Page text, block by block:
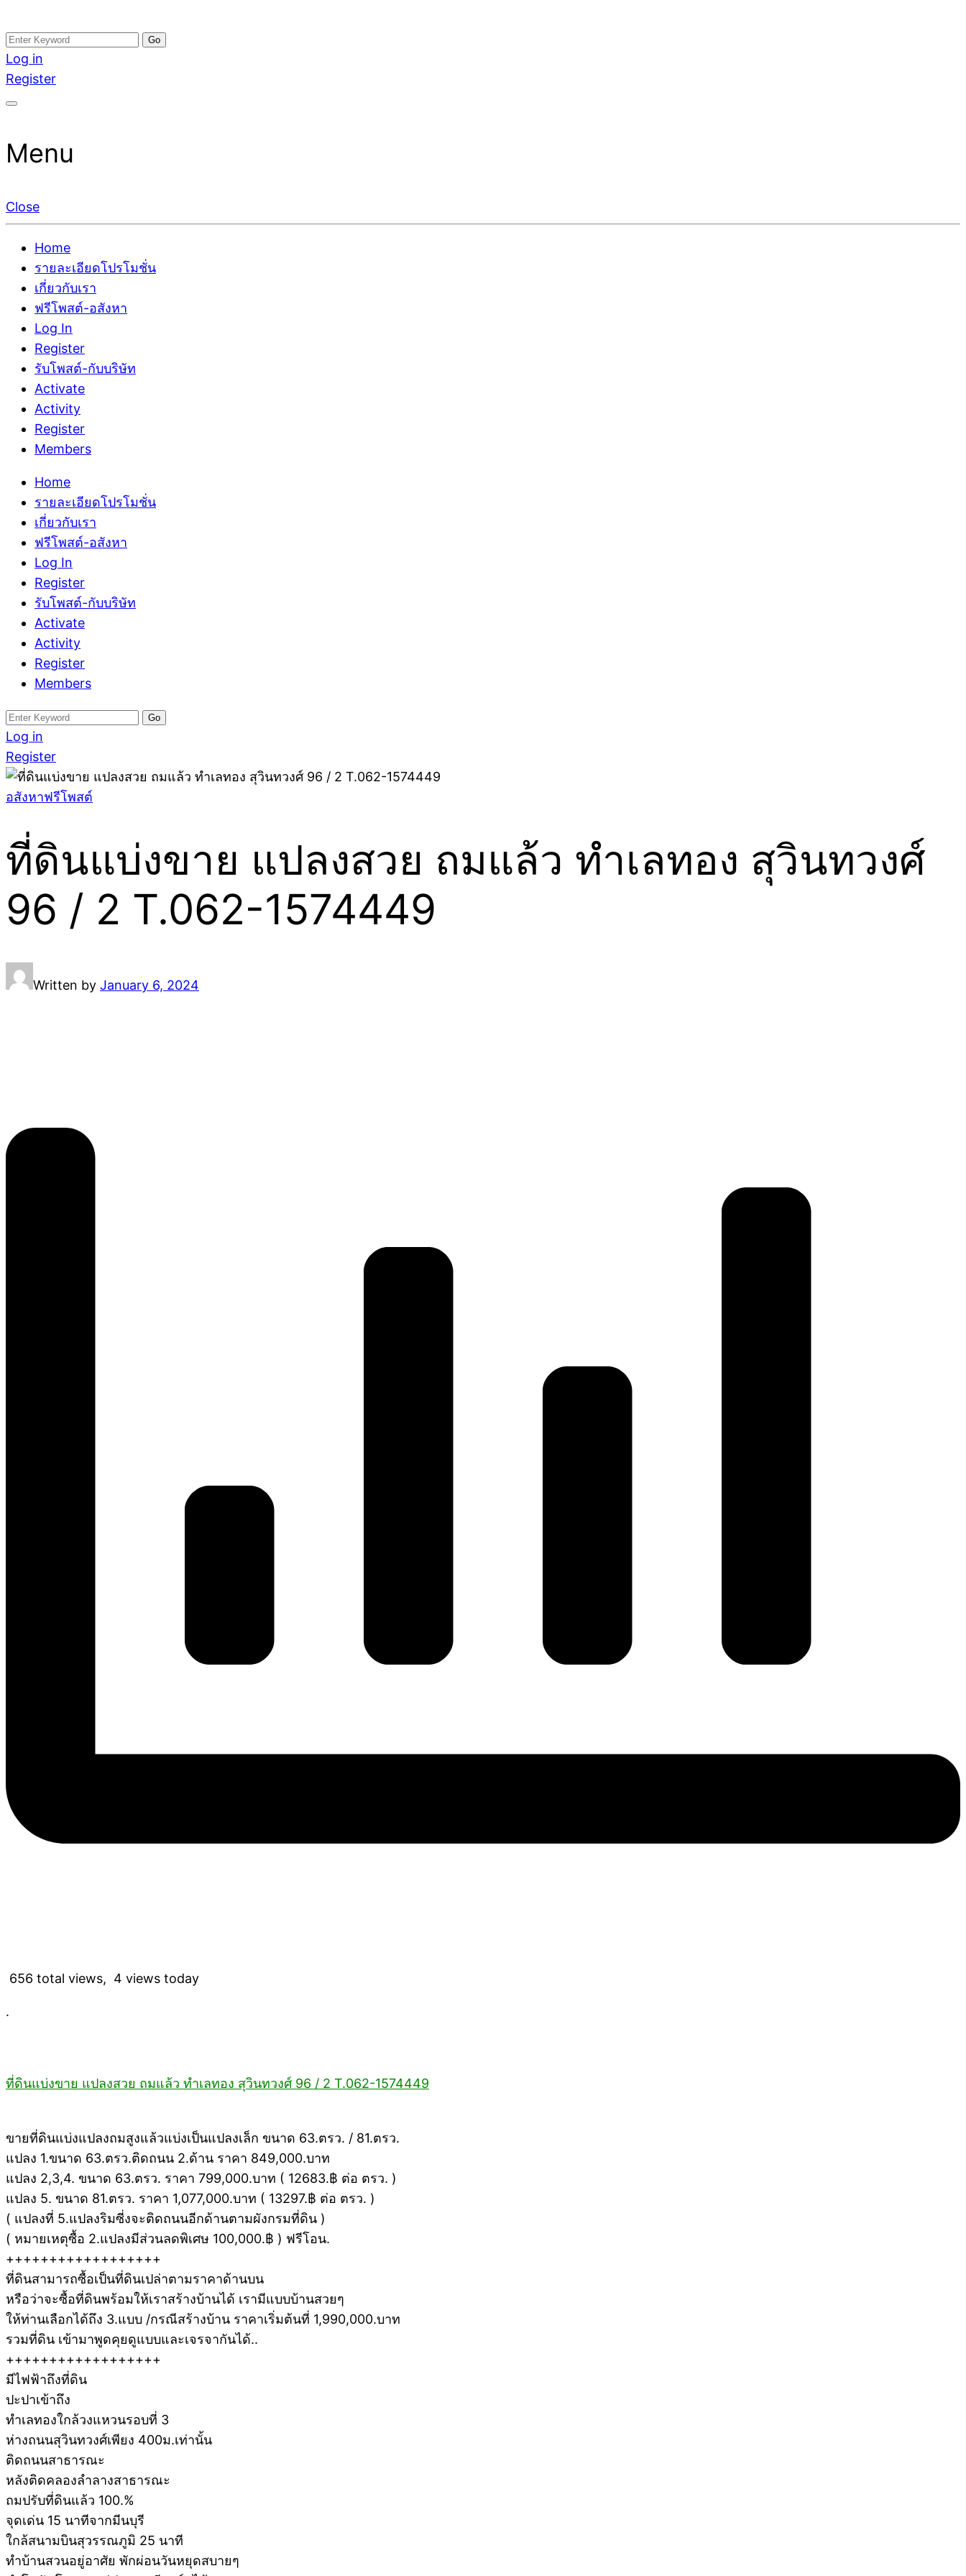
Skip
to
content
อสังหาโพสต์ รีวิวเยอะ รับจ้างโพสต์ขายบ้าน รับจ้างโพสต์อสังหา แตกต่างอย่างตั้งใจ รับรองผล อันดับ1 การโพสต์ขายอสังหา กับทีมงานบริษัท บ้าน ที่ดิน คอนโด
ติดGoogleหน้าแรกได้จริงๆ ใน 7 วัน
รับจ้างโพสอสังหา ขายบ้าน อสังหาโพสต์ เชื่อถือได้จริง รับโพสต์ ที่ดิน กับทีมงานบริษัท ถูกและดีที่สุด ไม่มีค่านายหน้า ขายได้จริงๆ ช่วยสร้างโอกาสในการขายได้มากกว่า ที่
เดียว ที่กล้าการันตีผลงาน ประสบการณ์กว่า20ปี ทีมงานมืออาชีพ ช่วยคุณขายบ้านมานาน ตัวจริง
Search
for:
Log in
Register
Menu
Close
Home
รายละเอียดโปรโมชั่น
เกี่ยวกับเรา
ฟรีโพสต์-อสังหา
Log In
Register
รับโพสต์-กับบริษัท
Activate
Activity
Register
Members
Home
รายละเอียดโปรโมชั่น
เกี่ยวกับเรา
ฟรีโพสต์-อสังหา
Log In
Register
รับโพสต์-กับบริษัท
Activate
Activity
Register
Members
Search
for:
Log in
Register
อสังหาฟรีโพสต์
ที่ดินแบ่งขาย แปลงสวย ถมแล้ว ทำเลทอง สุวินทวงศ์
96 / 2 T.062-1574449
Written by January 6, 2024
656 total views, 4 views today
.
ที่ดินแบ่งขาย แปลงสวย ถมแล้ว ทำเลทอง สุวินทวงศ์ 96 / 2 T.062-1574449
ขายที่ดินแบ่งแปลงถมสูงแล้วแบ่งเป็นแปลงเล็ก ขนาด 63.ตรว. / 81.ตรว.
แปลง 1.ขนาด 63.ตรว.ติดถนน 2.ด้าน ราคา 849,000.บาท
แปลง 2,3,4. ขนาด 63.ตรว. ราคา 799,000.บาท ( 12683.฿ ต่อ ตรว. )
แปลง 5. ขนาด 81.ตรว. ราคา 1,077,000.บาท ( 13297.฿ ต่อ ตรว. )
( แปลงที่ 5.แปลงริมซี่งจะติดถนนอีกด้านตามผังกรมที่ดิน )
( หมายเหตุซื้อ 2.แปลงมีส่วนลดพิเศษ 100,000.฿ ) ฟรีโอน.
++++++++++++++++++
ที่ดินสามารถซื้อเป็นที่ดินเปล่าตามราคาด้านบน
หรือว่าจะซื้อที่ดินพร้อมให้เราสร้างบ้านได้ เรามีแบบบ้านสวยๆ
ให้ท่านเลือกได้ถึง 3.แบบ /กรณีสร้างบ้าน ราคาเริ่มต้นที่ 1,990,000.บาท
รวมที่ดิน เข้ามาพูดคุยดูแบบและเจรจากันได้..
++++++++++++++++++
มีไฟฟ้าถึงที่ดิน
ปะปาเข้าถึง
ทำเลทองใกล้วงแหวนรอบที่ 3
ห่างถนนสุวินทวงศ์เพียง 400ม.เท่านั้น
ติดถนนสาธารณะ
หลังติดคลองลำลางสาธารณะ
ถมปรับที่ดินแล้ว 100.%
จุดเด่น 15 นาทีจากมีนบุรี
ใกล้สนามบินสุวรรณภูมิ 25 นาที
ทำบ้านสวนอยู่อาศัย พักผ่อนวันหยุดสบายๆ